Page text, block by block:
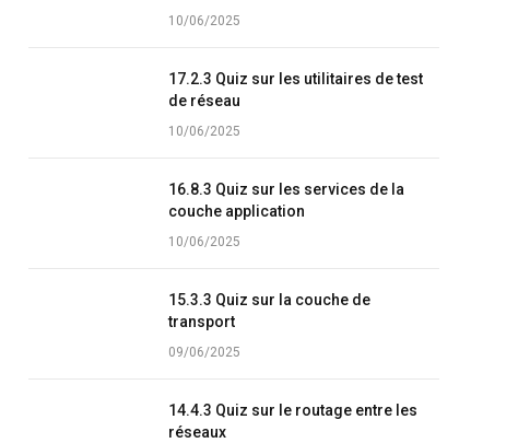
10/06/2025
17.2.3 Quiz sur les utilitaires de test
de réseau
10/06/2025
16.8.3 Quiz sur les services de la
couche application
10/06/2025
15.3.3 Quiz sur la couche de
transport
09/06/2025
14.4.3 Quiz sur le routage entre les
réseaux